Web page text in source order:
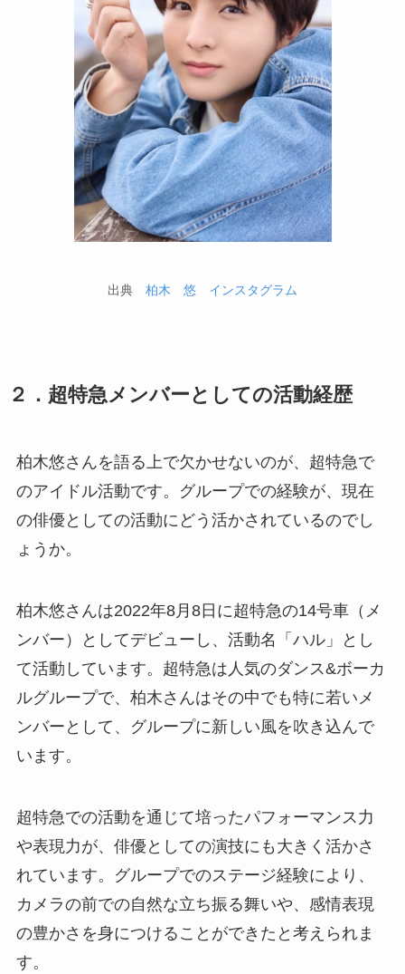
出典 柏木 悠 インスタグラム
２．超特急メンバーとしての活動経歴
柏木悠さんを語る上で欠かせないのが、超特急で
のアイドル活動です。グループでの経験が、現在
の俳優としての活動にどう活かされているのでし
ょうか。
柏木悠さんは2022年8月8日に超特急の14号車（メ
ンバー）としてデビューし、活動名「ハル」とし
て活動しています。超特急は人気のダンス&ボーカ
ルグループで、柏木さんはその中でも特に若いメ
ンバーとして、グループに新しい風を吹き込んで
います。
超特急での活動を通じて培ったパフォーマンス力
や表現力が、俳優としての演技にも大きく活かさ
れています。グループでのステージ経験により、
カメラの前での自然な立ち振る舞いや、感情表現
の豊かさを身につけることができたと考えられま
す。